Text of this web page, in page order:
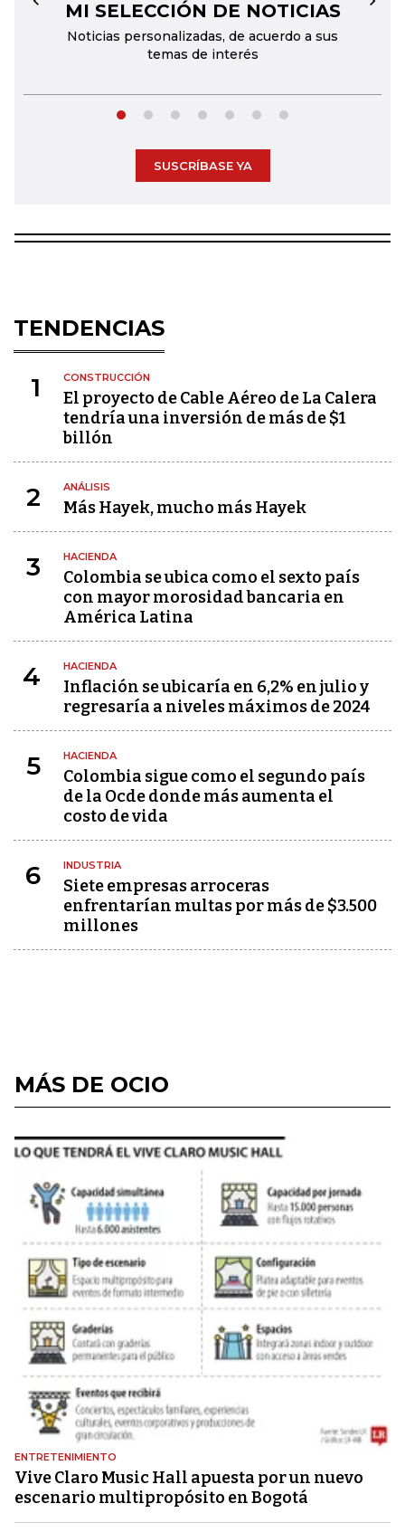
MI SELECCIÓN DE NOTICIAS
Noticias personalizadas, de acuerdo a sus
temas de interés
← →
SUSCRÍBASE YA
TENDENCIAS
1 CONSTRUCCIÓN
El proyecto de Cable Aéreo de La Calera
tendría una inversión de más de $1
billón
2 ANÁLISIS
Más Hayek, mucho más Hayek
3 HACIENDA
Colombia se ubica como el sexto país
con mayor morosidad bancaria en
América Latina
4 HACIENDA
Inflación se ubicaría en 6,2% en julio y
regresaría a niveles máximos de 2024
5 HACIENDA
Colombia sigue como el segundo país
de la Ocde donde más aumenta el
costo de vida
6 INDUSTRIA
Siete empresas arroceras
enfrentarían multas por más de $3.500
millones
MÁS DE OCIO
ENTRETENIMIENTO
Vive Claro Music Hall apuesta por un nuevo
escenario multipropósito en Bogotá